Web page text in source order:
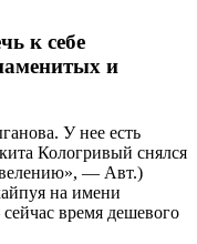
к себе
и
У нее есть
Кологривый снялся
— Авт.)
на имени
время дешевого